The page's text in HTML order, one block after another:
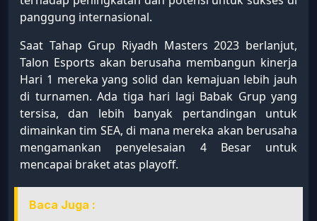
panggung internasional.
Saat Tahap Grup Riyadh Masters 2023 berlanjut,
Talon Esports akan berusaha membangun kinerja
Hari 1 mereka yang solid dan kemajuan lebih jauh
di turnamen. Ada tiga hari lagi Babak Grup yang
tersisa, dan lebih banyak pertandingan untuk
dimainkan tim SEA, di mana mereka akan berusaha
mengamankan penyelesaian 4 Besar untuk
mencapai braket atas playoff.
Baca Juga :